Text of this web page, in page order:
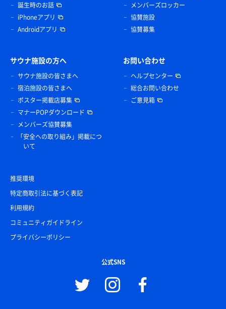
誕生時のお話
iPhoneアプリ
Androidアプリ
メンバーズロッカー
協賛施設
協賛募集
サウナ施設の方へ
サウナ施設の皆さまへ
宿泊施設の皆さまへ
ポスター掲載店募集
マナーPOPダウンロード
メンバーズ協賛募集
「安全への取り組み」掲載につ
いて
お問い合わせ
ヘルプセンター
総合お問い合わせ
ご意見箱
推奨環境
特定商取引法に基づく表記
利用規約
コミュニティガイドライン
プライバシーポリシー
公式SNS